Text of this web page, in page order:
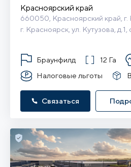
Красноярский край
660050, Красноярский край,
г. Красноярск, ул. Кутузова,
Браунфилд 12 Га
Налоговые льготы
Связаться